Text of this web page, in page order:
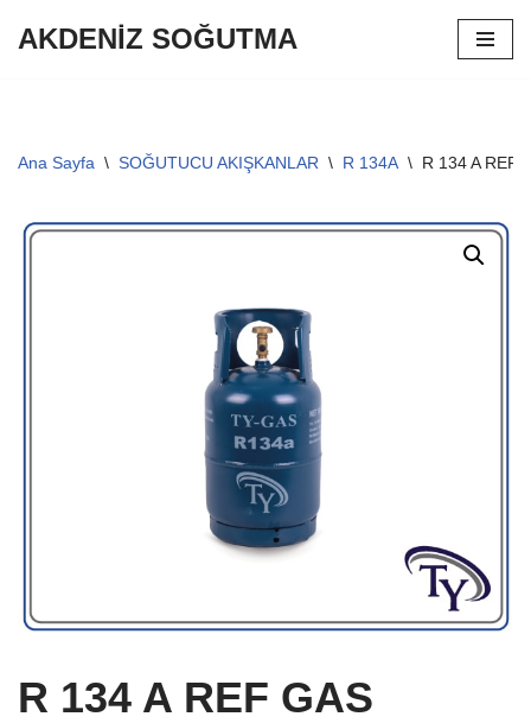
AKDENİZ SOĞUTMA
Ana Sayfa \ SOĞUTUCU AKIŞKANLAR \ R 134A \ R 134 A REF
R 134 A REF GAS